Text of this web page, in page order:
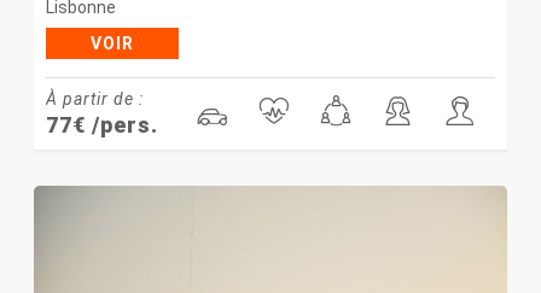
Lisbonne
VOIR
À partir de :
77€ /pers.